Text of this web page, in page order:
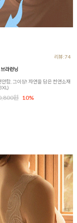
리뷰:74
라런닝
안함, 그이상! 자연을 담은 천연소재
원 10%